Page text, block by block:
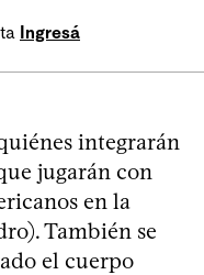
Ingresá
integrarán
jugarán con
en la
También se
el cuerpo